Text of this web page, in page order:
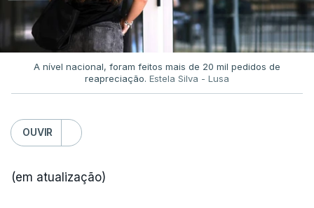
A nível nacional, foram feitos mais de 20 mil pedidos de
reapreciação. Estela Silva - Lusa
OUVIR
(em atualização)